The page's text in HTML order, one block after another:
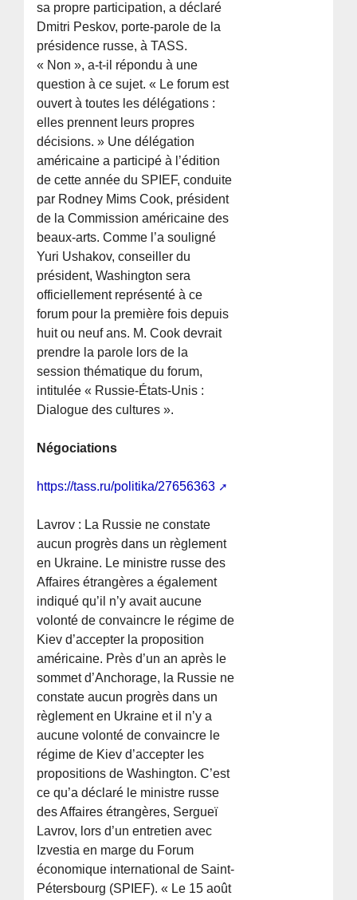
sa propre participation, a déclaré
Dmitri Peskov, porte-parole de la
présidence russe, à TASS.
« Non », a-t-il répondu à une
question à ce sujet. « Le forum est
ouvert à toutes les délégations :
elles prennent leurs propres
décisions. » Une délégation
américaine a participé à l’édition
de cette année du SPIEF, conduite
par Rodney Mims Cook, président
de la Commission américaine des
beaux-arts. Comme l’a souligné
Yuri Ushakov, conseiller du
président, Washington sera
officiellement représenté à ce
forum pour la première fois depuis
huit ou neuf ans. M. Cook devrait
prendre la parole lors de la
session thématique du forum,
intitulée « Russie-États-Unis :
Dialogue des cultures ».
Négociations
https://tass.ru/politika/27656363
Lavrov : La Russie ne constate
aucun progrès dans un règlement
en Ukraine. Le ministre russe des
Affaires étrangères a également
indiqué qu’il n’y avait aucune
volonté de convaincre le régime de
Kiev d’accepter la proposition
américaine. Près d’un an après le
sommet d’Anchorage, la Russie ne
constate aucun progrès dans un
règlement en Ukraine et il n’y a
aucune volonté de convaincre le
régime de Kiev d’accepter les
propositions de Washington. C’est
ce qu’a déclaré le ministre russe
des Affaires étrangères, Sergueï
Lavrov, lors d’un entretien avec
Izvestia en marge du Forum
économique international de Saint-
Pétersbourg (SPIEF). « Le 15 août